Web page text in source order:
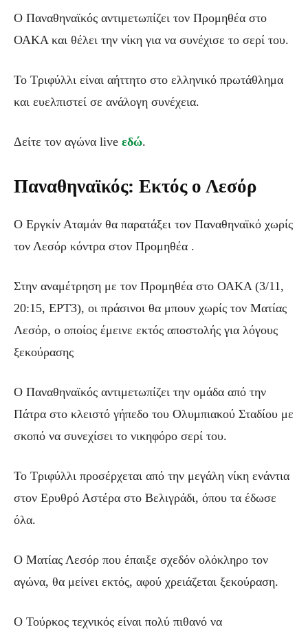
Ο Παναθηναϊκός αντιμετωπίζει τον Προμηθέα στο
ΟΑΚΑ και θέλει την νίκη για να συνέχισε το σερί του.
Το Τριφύλλι είναι αήττητο στο ελληνικό πρωτάθλημα
και ευελπιστεί σε ανάλογη συνέχεια.
Δείτε τον αγώνα live εδώ.
Παναθηναϊκός: Εκτός ο Λεσόρ
Ο Εργκίν Αταμάν θα παρατάξει τον Παναθηναϊκό χωρίς
τον Λεσόρ κόντρα στον Προμηθέα .
Στην αναμέτρηση με τον Προμηθέα στο ΟΑΚΑ (3/11,
20:15, ΕΡΤ3), οι πράσινοι θα μπουν χωρίς τον Ματίας
Λεσόρ, ο οποίος έμεινε εκτός αποστολής για λόγους
ξεκούρασης
Ο Παναθηναϊκός αντιμετωπίζει την ομάδα από την
Πάτρα στο κλειστό γήπεδο του Ολυμπιακού Σταδίου με
σκοπό να συνεχίσει το νικηφόρο σερί του.
Το Τριφύλλι προσέρχεται από την μεγάλη νίκη ενάντια
στον Ερυθρό Αστέρα στο Βελιγράδι, όπου τα έδωσε
όλα.
Ο Ματίας Λεσόρ που έπαιξε σχεδόν ολόκληρο τον
αγώνα, θα μείνει εκτός, αφού χρειάζεται ξεκούραση.
Ο Τούρκος τεχνικός είναι πολύ πιθανό να